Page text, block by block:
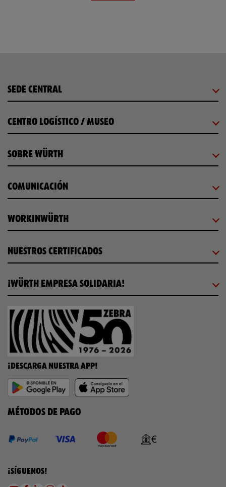
SEDE CENTRAL
CENTRO LOGÍSTICO / MUSEO
SOBRE WÜRTH
COMUNICACIÓN
WORKINWÜRTH
NUESTROS CERTIFICADOS
¡WÜRTH EMPRESA SOLIDARIA!
¡DESCARGA NUESTRA APP!
MÉTODOS DE PAGO
¡SÍGUENOS!